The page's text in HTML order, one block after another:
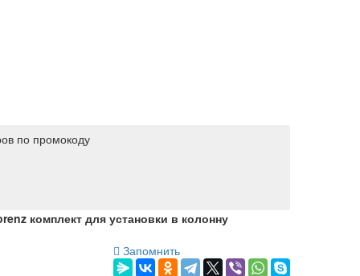
по промокоду
комплект для установки в колонну
Запомнить